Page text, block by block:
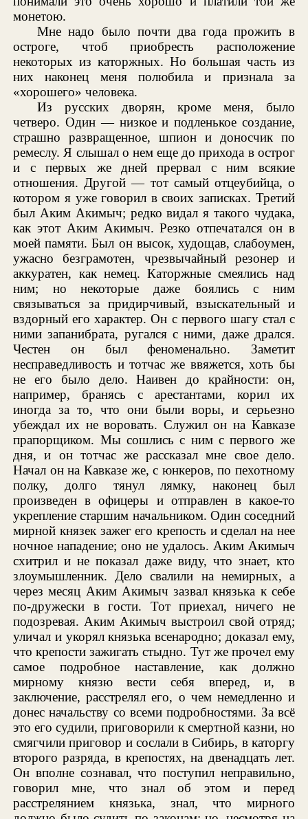
монетою.
Мне надо было почти два года прожить в
остроге, чтоб приобресть расположение
некоторых из каторжных. Но большая часть из
них наконец меня полюбила и признала за
«хорошего» человека.
Из русских дворян, кроме меня, было
четверо. Один — низкое и подленькое создание,
страшно развращенное, шпион и доносчик по
ремеслу. Я слышал о нем еще до прихода в острог
и с первых же дней прервал с ним всякие
отношения. Другой — тот самый отцеубийца, о
котором я уже говорил в своих записках. Третий
был Аким Акимыч; редко видал я такого чудака,
как этот Аким Акимыч. Резко отпечатался он в
моей памяти. Был он высок, худощав, слабоумен,
ужасно безграмотен, чрезвычайный резонер и
аккуратен, как немец. Каторжные смеялись над
ним; но некоторые даже боялись с ним
связываться за придирчивый, взыскательный и
вздорный его характер. Он с первого шагу стал с
ними запанибрата, ругался с ними, даже дрался.
Честен он был феноменально. Заметит
несправедливость и тотчас же ввяжется, хоть бы
не его было дело. Наивен до крайности: он,
например, бранясь с арестантами, корил их
иногда за то, что они были воры, и серьезно
убеждал их не воровать. Служил он на Кавказе
прапорщиком. Мы сошлись с ним с первого же
дня, и он тотчас же рассказал мне свое дело.
Начал он на Кавказе же, с юнкеров, по пехотному
полку, долго тянул лямку, наконец был
произведен в офицеры и отправлен в какое-то
укрепление старшим начальником. Один соседний
мирной князек зажег его крепость и сделал на нее
ночное нападение; оно не удалось. Аким Акимыч
схитрил и не показал даже виду, что знает, кто
злоумышленник. Дело свалили на немирных, а
через месяц Аким Акимыч зазвал князька к себе
по-дружески в гости. Тот приехал, ничего не
подозревая. Аким Акимыч выстроил свой отряд;
уличал и укорял князька всенародно; доказал ему,
что крепости зажигать стыдно. Тут же прочел ему
самое подробное наставление, как должно
мирному князю вести себя вперед, и, в
заключение, расстрелял его, о чем немедленно и
донес начальству со всеми подробностями. За всё
это его судили, приговорили к смертной казни, но
смягчили приговор и сослали в Сибирь, в каторгу
второго разряда, в крепостях, на двенадцать лет.
Он вполне сознавал, что поступил неправильно,
говорил мне, что знал об этом и перед
расстрелянием князька, знал, что мирного